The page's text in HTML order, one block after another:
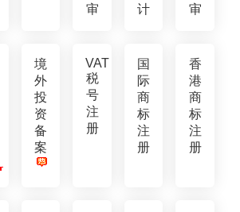
审
计
审
境
外
投
资
备
案
VAT
税
号
注
册
国
际
商
标
注
册
香
港
商
标
注
册